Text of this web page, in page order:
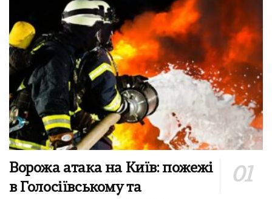
Ворожа атака на Київ: пожежі
в Голосіївському та